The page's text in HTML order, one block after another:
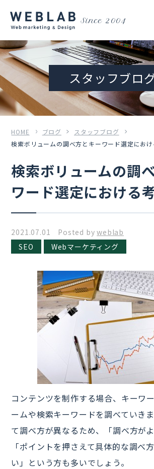
Since 2004
スタッフブロ
HOME ブログ
スタッフブログ
検索ボリュームの調べ方とキーワード選定にお
検索ボリュームの調
ワード選定における
2021.07.01 Posted byweblab
SEO
Webマーケティング
コンテンツを制作する場合、キーワ
ームや検索キーワードを調べていき
て調べ方が異なるため、「調べ方が
「ポイントを押さえて具体的な調べ
い」という方も多いでしょう。